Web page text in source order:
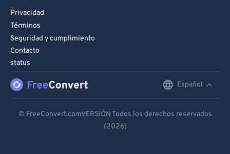
Privacidad
Términos
Seguridad y cumplimiento
Contacto
status
Español
Español
© FreeConvert.comVERSIÓN Todos los derechos reservados
(2026)